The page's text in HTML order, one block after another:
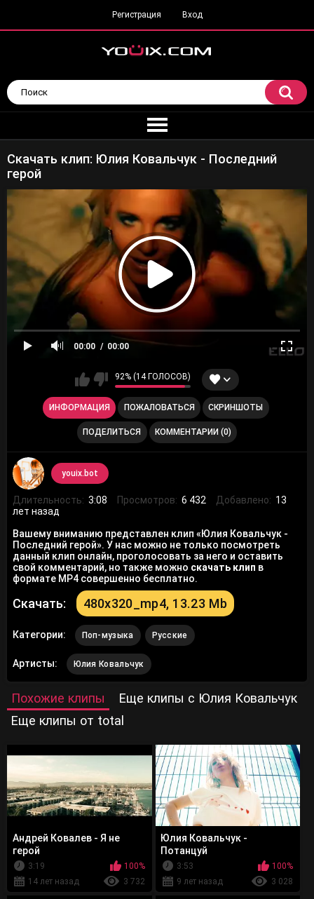
Регистрация Вход
Скачать клип: Юлия Ковальчук - Последний
герой
00:00 00:00
92% (14 ГОЛОСОВ)
ИНФОРМАЦИЯ ПОЖАЛОВАТЬСЯ СКРИНШОТЫ
ПОДЕЛИТЬСЯ КОММЕНТАРИИ (0)
youix.bot
Длительность: 3:08 Просмотров: 6 432 Добавлено: 13
лет назад
Вашему вниманию представлен клип «Юлия Ковальчук -
Последний герой». У нас можно не только посмотреть
данный клип онлайн, проголосовать за него и оставить
свой комментарий, но также можно скачать клип в
формате MP4 совершенно бесплатно.
Скачать: 480x320_mp4, 13.23 Mb
Категории: Поп-музыка Русские
Артисты: Юлия Ковальчук
Похожие клипы
Еще клипы с Юлия Ковальчук
Еще клипы от total
Андрей Ковалев - Я не
герой
3:19
100%
14 лет назад
3 732
Юлия Ковальчук -
Потанцуй
3:53
100%
9 лет назад
3 028